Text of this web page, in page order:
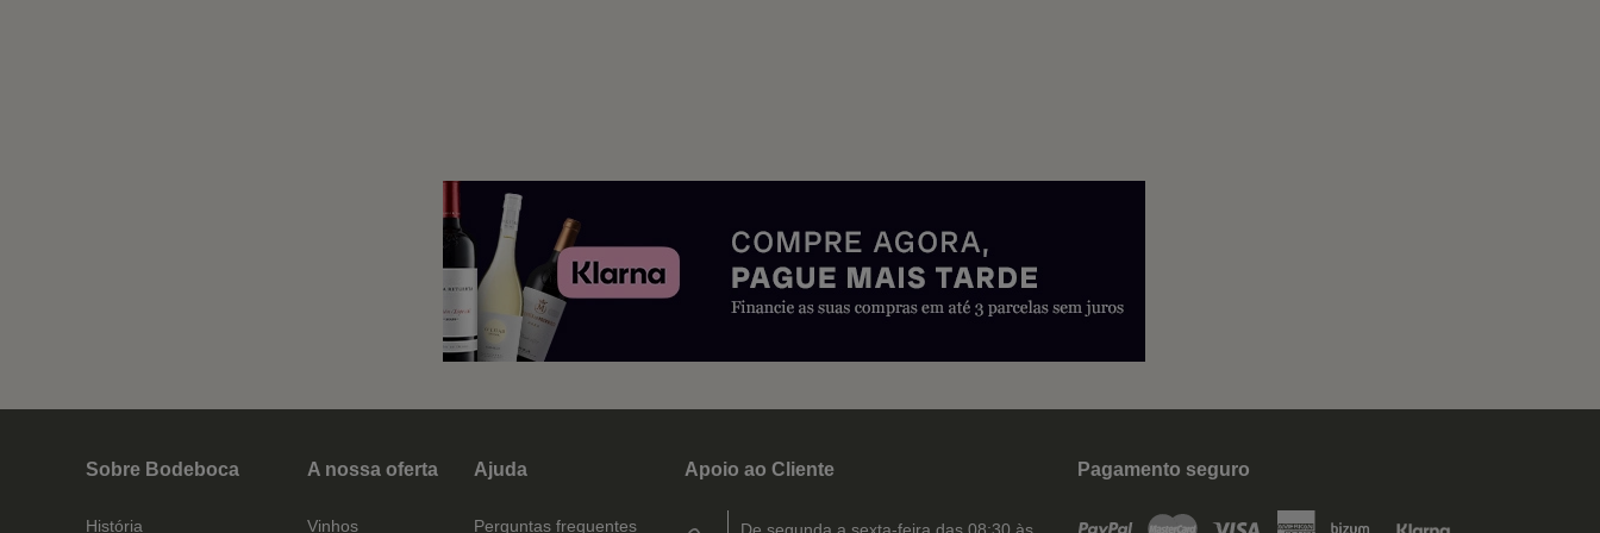
Sobre Bodeboca
História
A nossa oferta
Vinhos
Ajuda
Perguntas frequentes
Apoio ao Cliente
De segunda a sexta-feira das 08:30 às
Pagamento seguro